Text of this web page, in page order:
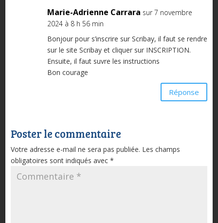
Marie-Adrienne Carrara sur 7 novembre
2024 à 8 h 56 min
Bonjour pour s’inscrire sur Scribay, il faut se rendre
sur le site Scribay et cliquer sur INSCRIPTION.
Ensuite, il faut suvre les instructions
Bon courage
Réponse
Poster le commentaire
Votre adresse e-mail ne sera pas publiée. Les champs
obligatoires sont indiqués avec *